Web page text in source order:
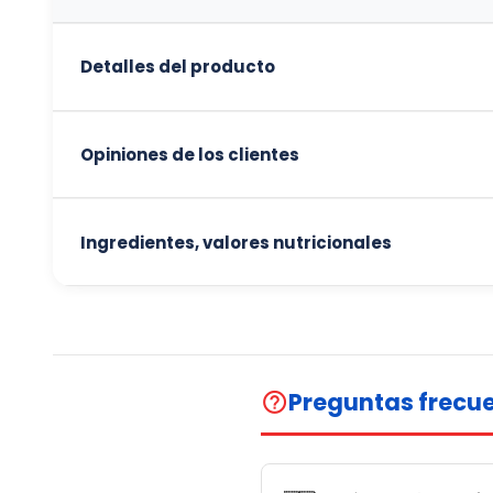
Detalles del producto
Opiniones de los clientes
Ingredientes, valores nutricionales
help_outlinePreguntas